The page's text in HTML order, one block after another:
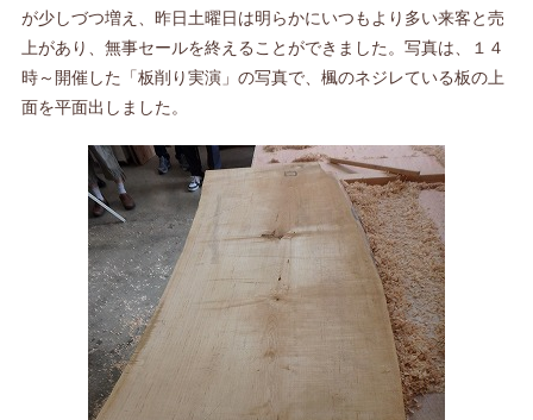
が少しづつ増え、昨日土曜日は明らかにいつもより多い来客と売
上があり、無事セールを終えることができました。写真は、１４
時～開催した「板削り実演」の写真で、楓のネジレている板の上
面を平面出しました。